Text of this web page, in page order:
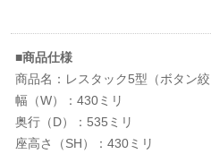
■商品仕様
商品名：レスタック5型（ボタン絞
幅（W）：430ミリ
奥行（D）：535ミリ
座高さ（SH）：430ミリ